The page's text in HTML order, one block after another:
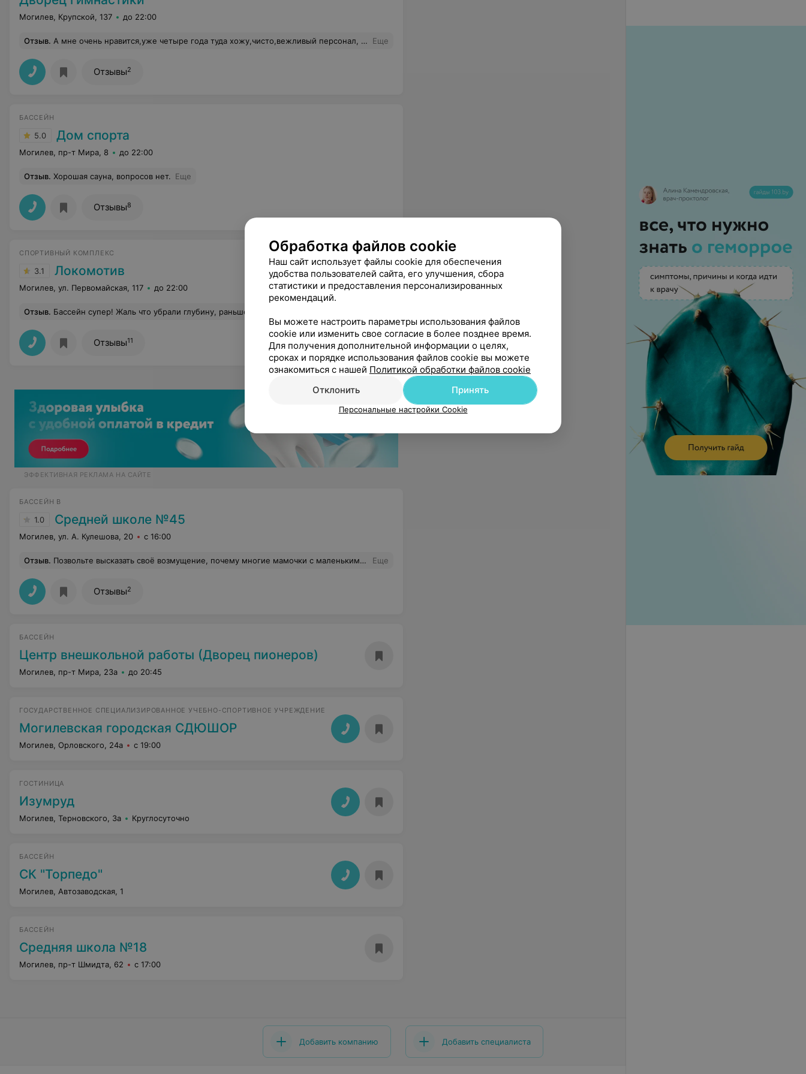
Могилев, Крупской, 137 до 22:00
Отзыв. А мне очень нравится,уже четыре года туда хожу,чисто,вежливый персонал, и туалет чистый, а вот некоторые посетители игнорируют правила пользования бассейном, даже душ принять лень. Еще
Отзывы2
БАССЕЙН
5.0 Дом спорта
Могилев, пр-т Мира, 8 до 22:00
Отзыв. Хорошая сауна, вопросов нет. Еще
Отзывы8
СПОРТИВНЫЙ КОМПЛЕКС
3.1 Локомотив
Могилев, ул. Первомайская, 117 до 22:00
Отзыв. Бассейн супер! Жаль что убрали глубину, раньше было интереснее! Ремонт отличный! Молодцы!
Отзывы11
ЭФФЕКТИВНАЯ РЕКЛАМА НА САЙТЕ
БАССЕЙН В
1.0 Средней школе №45
Могилев, ул. А. Кулешова, 20 с 16:00
Отзыв. Позвольте высказать своё возмущение, почему многие мамочки с маленькими детьми ходят в детский бассейн, а меня с ребёнком которому 4,9 не пустили 04.11.2017. Еще
Отзывы2
БАССЕЙН
Центр внешкольной работы (Дворец пионеров)
Могилев, пр-т Мира, 23а до 20:45
ГОСУДАРСТВЕННОЕ СПЕЦИАЛИЗИРОВАННОЕ УЧЕБНО-СПОРТИВНОЕ УЧРЕЖДЕНИЕ
Могилевская городская СДЮШОР
Могилев, Орловского, 24а с 19:00
ГОСТИНИЦА
Изумруд
Могилев, Терновского, 3а Круглосуточно
БАССЕЙН
СК "Торпедо"
Могилев, Автозаводская, 1
БАССЕЙН
Средняя школа №18
Могилев, пр-т Шмидта, 62 с 17:00
Добавить компанию Добавить специалиста
Обработка файлов cookie
Наш сайт использует файлы cookie для обеспечения
удобства пользователей сайта, его улучшения, сбора
статистики и предоставления персонализированных
рекомендаций.
Вы можете настроить параметры использования файлов
cookie или изменить свое согласие в более позднее время.
Для получения дополнительной информации о целях,
сроках и порядке использования файлов cookie вы можете
ознакомиться с нашей Политикой обработки файлов cookie
Отклонить
Принять
Персональные настройки Cookie